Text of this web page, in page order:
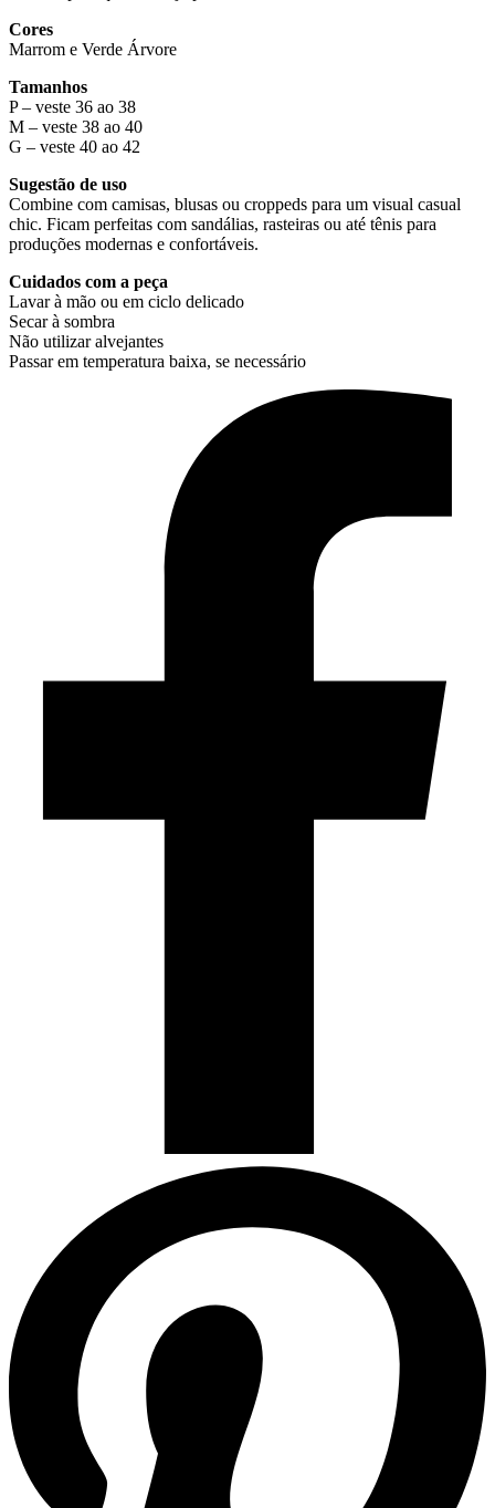
Cores
Marrom e Verde Árvore
Tamanhos
P – veste 36 ao 38
M – veste 38 ao 40
G – veste 40 ao 42
Sugestão de uso
Combine com camisas, blusas ou croppeds para um visual casual
chic. Ficam perfeitas com sandálias, rasteiras ou até tênis para
produções modernas e confortáveis.
Cuidados com a peça
Lavar à mão ou em ciclo delicado
Secar à sombra
Não utilizar alvejantes
Passar em temperatura baixa, se necessário